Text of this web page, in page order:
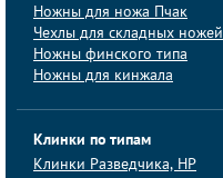
Ножны для ножа Пчак
Чехлы для складных ножей
Ножны финского типа
Ножны для кинжала
Клинки по типам
Клинки Pазведчика, НP